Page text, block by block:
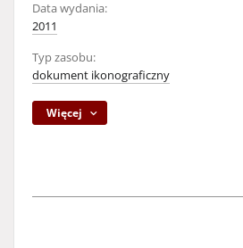
Data wydania:
2011
Typ zasobu:
dokument ikonograficzny
Więcej